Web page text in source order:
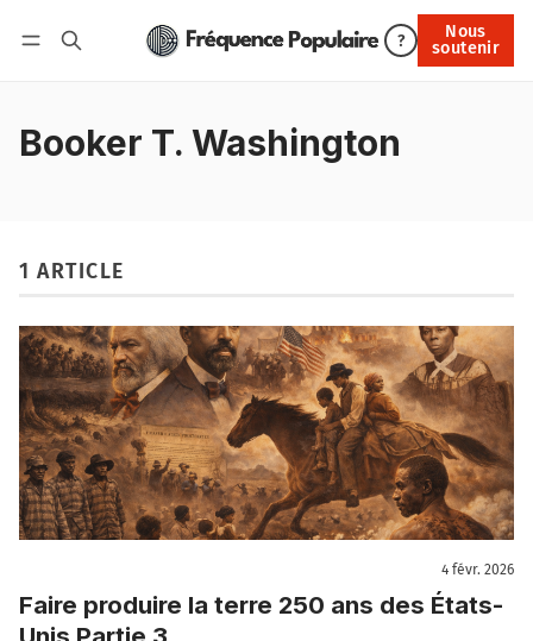
?
Nous
soutenir
Nous soutenir
Booker T. Washington
1 ARTICLE
4 févr. 2026
Faire produire la terre 250 ans des États-